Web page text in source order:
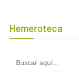
Hemeroteca
Buscar: